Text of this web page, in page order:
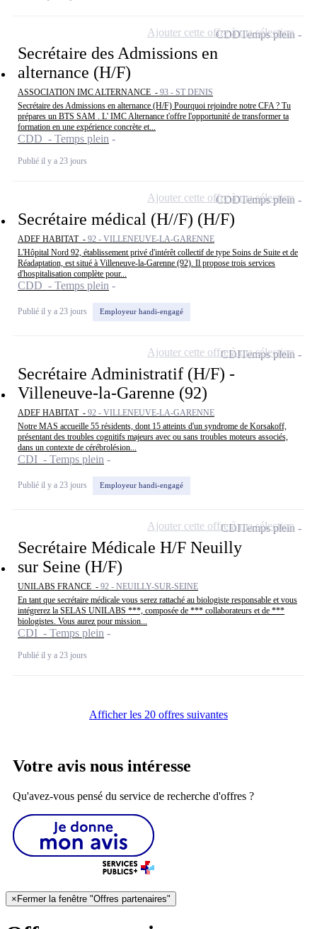
Secrétaire des Admissions en
alternance (H/F)
ASSOCIATION IMC ALTERNANCE - 93 - ST DENIS
Secrétaire des Admissions en alternance (H/F) Pourquoi rejoindre notre CFA ? Tu
prépares un BTS SAM . L' IMC Alternance t'offre l'opportunité de transformer ta
formation en une expérience concrète et...
CDD - Temps plein
Publié il y a 23 jours
CDDTemps plein
Ajouter cette offre à ma sélection
Secrétaire médical (H//F) (H/F)
ADEF HABITAT - 92 - VILLENEUVE-LA-GARENNE
L'Hôpital Nord 92, établissement privé d'intérêt collectif de type Soins de Suite et de
Réadaptation, est situé à Villeneuve-la-Garenne (92). Il propose trois services
d'hospitalisation complète pour...
CDD - Temps plein
Publié il y a 23 jours Employeur handi-engagé
CDDTemps plein
Ajouter cette offre à ma sélection
Secrétaire Administratif (H/F) -
Villeneuve-la-Garenne (92)
ADEF HABITAT - 92 - VILLENEUVE-LA-GARENNE
Notre MAS accueille 55 résidents, dont 15 atteints d'un syndrome de Korsakoff,
présentant des troubles cognitifs majeurs avec ou sans troubles moteurs associés,
dans un contexte de cérébrolésion...
CDI - Temps plein
Publié il y a 23 jours Employeur handi-engagé
CDITemps plein
Ajouter cette offre à ma sélection
Secrétaire Médicale H/F Neuilly
sur Seine (H/F)
UNILABS FRANCE - 92 - NEUILLY-SUR-SEINE
En tant que secrétaire médicale vous serez rattaché au biologiste responsable et vous
intégrerez la SELAS UNILABS ***, composée de *** collaborateurs et de ***
biologistes. Vous aurez pour mission...
CDI - Temps plein
Publié il y a 23 jours
CDITemps plein
Ajouter cette offre à ma sélection
Afficher les 20 offres suivantes
Votre avis nous intéresse
Qu'avez-vous pensé du service de recherche d'offres ?
× Fermer la fenêtre "Offres partenaires"